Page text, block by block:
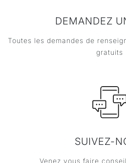
DEMANDEZ
Toutes les demandes de
gratuits
SUIVEZ-
Venez vous faire